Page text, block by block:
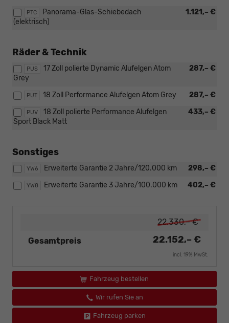
PTC 1.121,– €
Panorama-Glas-Schiebedach
(elektrisch)
Räder & Technik
PUS 287,– €
17 Zoll polierte Dynamic Alufelgen Atom
Grey
PUT 287,– €
18 Zoll Performance Alufelgen Atom Grey
PUV 433,– €
18 Zoll polierte Performance Alufelgen
Sport Black Matt
Sonstiges
YW6 298,– €
Erweiterte Garantie 2 Jahre/120.000 km
YW8 402,– €
Erweiterte Garantie 3 Jahre/100.000 km
22.330,– €
Gesamtpreis
22.152,– €
incl. 19% MwSt.
Fahrzeug bestellen
Wir rufen Sie an
Fahrzeug parken